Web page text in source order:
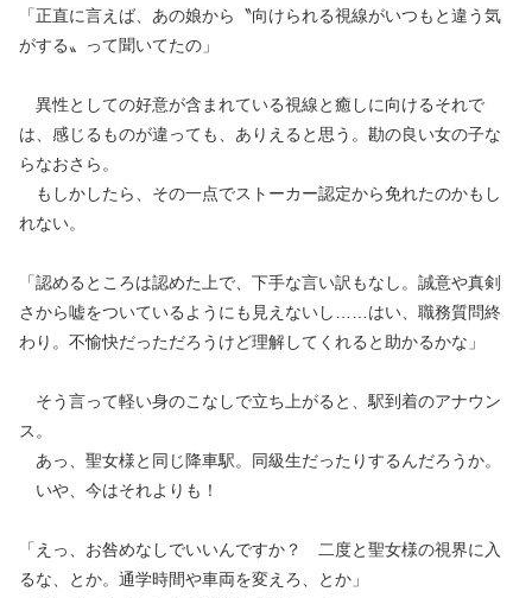
「正直に言えば、あの娘から〝向けられる視線がいつもと違う気
がする〟って聞いてたの」
異性としての好意が含まれている視線と癒しに向けるそれで
は、感じるものが違っても、ありえると思う。勘の良い女の子な
らなおさら。
もしかしたら、その一点でストーカー認定から免れたのかもし
れない。
「認めるところは認めた上で、下手な言い訳もなし。誠意や真剣
さから嘘をついているようにも見えないし……はい、職務質問終
わり。不愉快だっただろうけど理解してくれると助かるかな」
そう言って軽い身のこなしで立ち上がると、駅到着のアナウン
ス。
あっ、聖女様と同じ降車駅。同級生だったりするんだろうか。
いや、今はそれよりも！
「えっ、お咎めなしでいいんですか？ 二度と聖女様の視界に入
るな、とか。通学時間や車両を変えろ、とか」